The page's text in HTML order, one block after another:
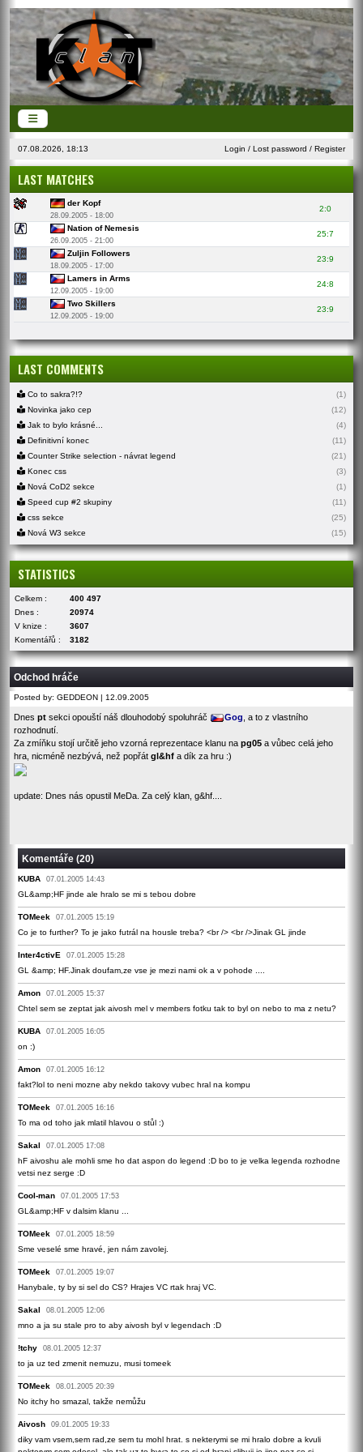
07.08.2026, 18:13 Login / Lost password / Register
LAST MATCHES
der Kopf
28.09.2005 - 18:00
2:0
Nation of Nemesis
26.09.2005 - 21:00
25:7
Zuljin Followers
18.09.2005 - 17:00
23:9
Lamers in Arms
12.09.2005 - 19:00
24:8
Two Skillers
12.09.2005 - 19:00
23:9
LAST COMMENTS
Co to sakra?!?
(1)
Novinka jako cep
(12)
Jak to bylo krásné...
(4)
Definitivní konec
(11)
Counter Strike selection - návrat legend
(21)
Konec css
(3)
Nová CoD2 sekce
(1)
Speed cup #2 skupiny
(11)
css sekce
(25)
Nová W3 sekce
(15)
STATISTICS
Celkem :
400 497
Dnes :
20974
V knize :
3607
Komentářů :
3182
Odchod hráče
Posted by: GEDDEON | 12.09.2005
Dnes pt sekci opouští náš dlouhodobý spoluhráč Gog , a to z vlastního
rozhodnutí.
Za zmíňku stojí určitě jeho vzorná reprezentace klanu na pg05 a vůbec celá jeho
hra, nicméně nezbývá, než popřát gl&hf a dík za hru :)
update: Dnes nás opustil MeDa. Za celý klan, g&hf....
Komentáře (20)
KUBA 07.01.2005 14:43
GL&amp;HF jinde ale hralo se mi s tebou dobre
TOMeek 07.01.2005 15:19
Co je to further? To je jako futrál na housle treba? <br /> <br />Jinak GL jinde
Inter4ctivE 07.01.2005 15:28
GL &amp; HF.Jinak doufam,ze vse je mezi nami ok a v pohode ....
Amon 07.01.2005 15:37
Chtel sem se zeptat jak aivosh mel v members fotku tak to byl on nebo to ma z netu?
KUBA 07.01.2005 16:05
on :)
Amon 07.01.2005 16:12
fakt?lol to neni mozne aby nekdo takovy vubec hral na kompu
TOMeek 07.01.2005 16:16
To ma od toho jak mlatil hlavou o stůl :)
Sakal 07.01.2005 17:08
hF aivoshu ale mohli sme ho dat aspon do legend :D bo to je velka legenda rozhodne
vetsi nez serge :D
Cool-man 07.01.2005 17:53
GL&amp;HF v dalsim klanu ...
TOMeek 07.01.2005 18:59
Sme veselé sme hravé, jen nám zavolej.
TOMeek 07.01.2005 19:07
Hanybale, ty by si sel do CS? Hrajes VC rtak hraj VC.
Sakal 08.01.2005 12:06
mno a ja su stale pro to aby aivosh byl v legendach :D
!tchy 08.01.2005 12:37
to ja uz ted zmenit nemuzu, musi tomeek
TOMeek 08.01.2005 20:39
No itchy ho smazal, takže nemůžu
Aivosh 09.01.2005 19:33
diky vam vsem,sem rad,ze sem tu mohl hrat. s nekterymi se mi hralo dobre a kvuli